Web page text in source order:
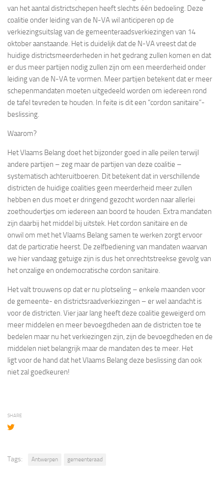
van het aantal districtschepen heeft slechts één bedoeling. Deze
coalitie onder leiding van de N-VA wil anticiperen op de
verkiezingsuitslag van de gemeenteraadsverkiezingen van 14
oktober aanstaande. Het is duidelijk dat de N-VA vreest dat de
huidige districtsmeerderheden in het gedrang zullen komen en dat
er dus meer partijen nodig zullen zijn om een meerderheid onder
leiding van de N-VA te vormen. Meer partijen betekent dat er meer
schepenmandaten moeten uitgedeeld worden om iedereen rond
de tafel tevreden te houden. In feite is dit een “cordon sanitaire”-
beslissing.
Waarom?
Het Vlaams Belang doet het bijzonder goed in alle peilen terwijl
andere partijen – zeg maar de partijen van deze coalitie –
systematisch achteruitboeren. Dit betekent dat in verschillende
districten de huidige coalities geen meerderheid meer zullen
hebben en dus moet er dringend gezocht worden naar allerlei
zoethoudertjes om iedereen aan boord te houden. Extra mandaten
zijn daarbij het middel bij uitstek. Het cordon sanitaire en de
onwil om met het Vlaams Belang samen te werken zorgt ervoor
dat de particratie heerst. De zelfbediening van mandaten waarvan
we hier vandaag getuige zijn is dus het onrechtstreekse gevolg van
het onzalige en ondemocratische cordon sanitaire.
Het valt trouwens op dat er nu plotseling – enkele maanden voor
de gemeente- en districtsraadverkiezingen – er wel aandacht is
voor de districten. Vier jaar lang heeft deze coalitie geweigerd om
meer middelen en meer bevoegdheden aan de districten toe te
bedelen maar nu het verkiezingen zijn, zijn de bevoegdheden en de
middelen niet belangrijk maar de mandaten des te meer. Het
ligt voor de hand dat het Vlaams Belang deze beslissing dan ook
niet zal goedkeuren!
SHARE
Tags: Antwerpen gemeenteraad